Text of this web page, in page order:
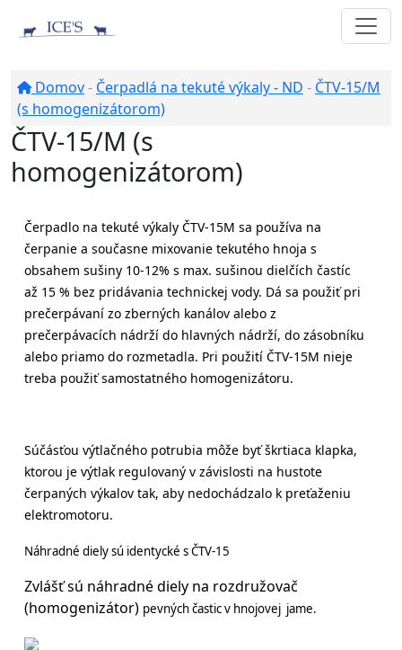
Domov- Čerpadlá na tekuté výkaly - ND - ČTV-15/M
(s homogenizátorom)
ČTV-15/M (s
homogenizátorom)
Čerpadlo na tekuté výkaly ČTV-15M sa používa na
čerpanie a současne mixovanie tekutého hnoja s
obsahem sušiny 10-12% s max. sušinou dielčích častíc
až 15 % bez pridávania technickej vody. Dá sa použiť pri
prečerpávaní zo zberných kanálov alebo z
prečerpávacích nádrží do hlavných nádrží, do zásobníku
alebo priamo do rozmetadla. Pri použití ČTV-15M nieje
treba použiť samostatného homogenizátoru.
Súčásťou výtlačného potrubia môže byť škrtiaca klapka,
ktorou je výtlak regulovaný v závislosti na hustote
čerpaných výkalov tak, aby nedochádzalo k preťaženiu
elektromotoru.
Náhradné diely sú identycké s ČTV-15
Zvlášť sú náhradné diely na rozdružovač
(homogenizátor) pevných častic v hnojovej jame.